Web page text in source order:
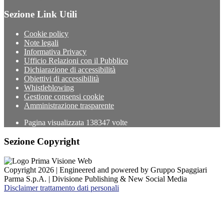
Sezione Link Utili
Cookie policy
Note legali
Informativa Privacy
Ufficio Relazioni con il Pubblico
Dichiarazione di accessibilità
Obiettivi di accessibilità
Whistleblowing
Gestione consensi cookie
Amministrazione trasparente
Pagina visualizzata 138347 volte
Sezione Copyright
Copyright 2026 | Engineered and powered by Gruppo Spaggiari
Parma S.p.A. | Divisione Publishing & New Social Media
Disclaimer trattamento dati personali